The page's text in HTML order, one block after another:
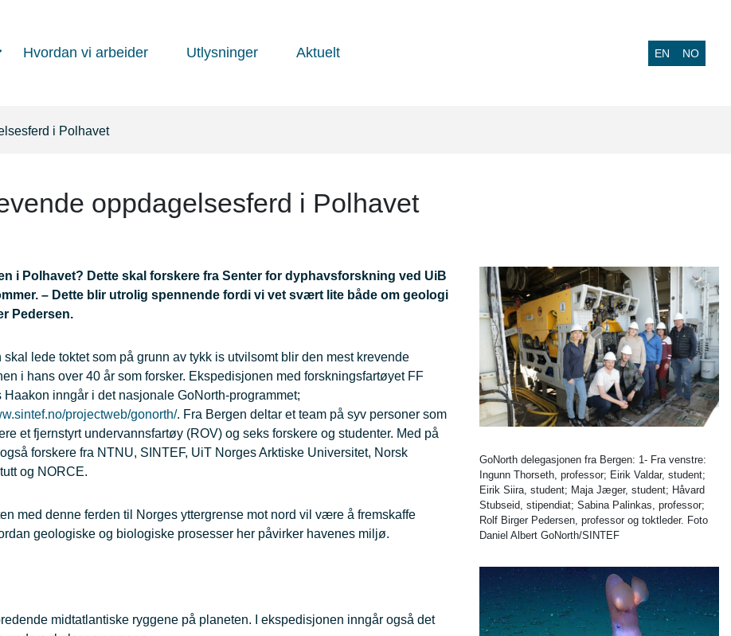
Hvordan vi arbeider Utlysninger Aktuelt EN NO
i Polhavet
oppdagelsesferd i Polhavet
i Polhavet? Dette skal forskere fra Senter for dyphavsforskning ved UiB
– Dette blir utrolig spennende fordi vi vet svært lite både om geologi
Pedersen.
skal lede toktet som på grunn av tykk is utvilsomt blir den mest krevende
i hans over 40 år som forsker. Ekspedisjonen med forskningsfartøyet FF
Haakon inngår i det nasjonale GoNorth-programmet;
projectweb/gonorth/. Fra Bergen deltar et team på syv personer som
et fjernstyrt undervannsfartøy (ROV) og seks forskere og studenter. Med på
forskere fra NTNU, SINTEF, UiT Norges Arktiske Universitet, Norsk
og NORCE.
med denne ferden til Norges yttergrense mot nord vil være å fremskaffe
geologiske og biologiske prosesser her påvirker havenes miljø.
midtatlantiske ryggene på planeten. I ekspedisjonen inngår også det
GoNorth delegasjonen fra Bergen: 1- Fra venstre:
Ingunn Thorseth, professor; Eirik Valdar, student;
Eirik Siira, student; Maja Jæger, student; Håvard
Stubseid, stipendiat; Sabina Palinkas, professor;
Rolf Birger Pedersen, professor og toktleder. Foto
Daniel Albert GoNorth/SINTEF